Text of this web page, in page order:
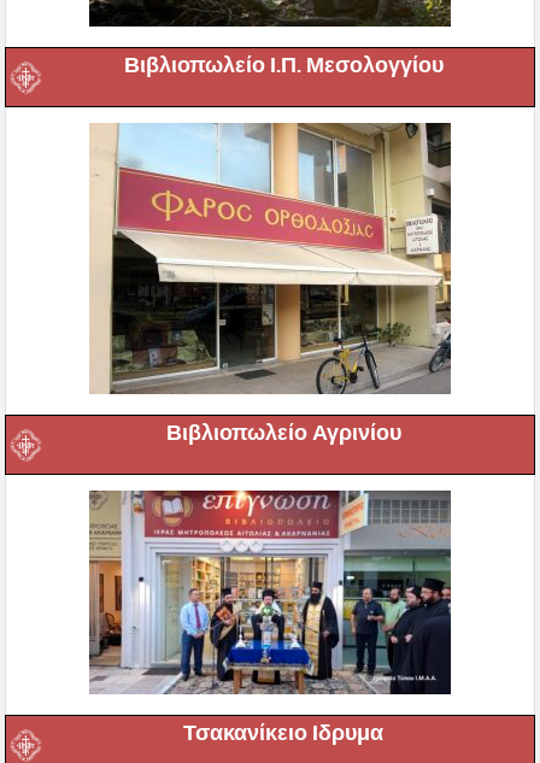
Βιβλιοπωλείο Ι.Π. Μεσολογγίου
Βιβλιοπωλείο Αγρινίου
Τσακανίκειο Ιδρυμα